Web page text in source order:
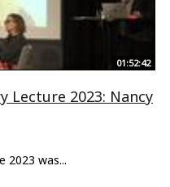
01:52:42
Lecture 2023: Nancy
2023 was...